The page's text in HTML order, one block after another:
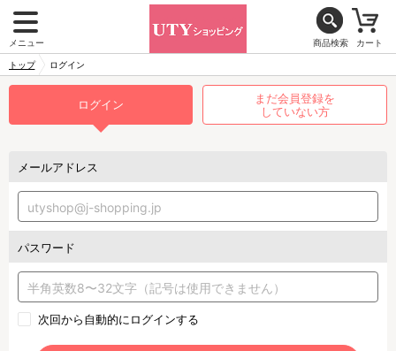
メニュー 商品検索 カート
トップ ログイン
ログイン
まだ会員登録を
していない方
メールアドレス
パスワード
次回から自動的にログインする